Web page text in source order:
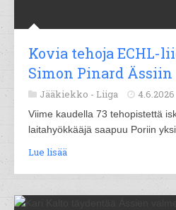
Kovia tehoja ECHL-
Simon Pinard Ässiin
Jääkiekko - Liiga 4.6.2026
Viime kaudella 73 tehopistettä
laitahyökkääjä saapuu Poriin
Lue lisää